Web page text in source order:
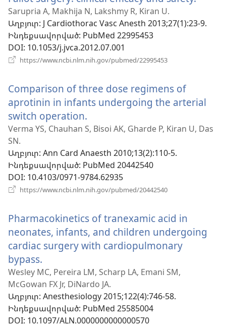
նոր
Sarupria A, Makhija N, Lakshmy R, Kiran U.
Աղբյուր‎: J Cardiothorac Vasc Anesth 2013;27(1):23-9.
Ինդեքսավորված‎: PubMed 22995453
DOI‎: 10.1053/j.jvca.2012.07.001
https://www.ncbi.nlm.nih.gov/pubmed/22995453
պատուհան)
Comparison of three dose regimens of
aprotinin in infants undergoing the arterial
switch operation.
է
պատուհան)
Verma YS, Chauhan S, Bisoi AK, Gharde P, Kiran U, Das
SN.
Աղբյուր‎: Ann Card Anaesth 2010;13(2):110-5.
Ինդեքսավորված‎: PubMed 20442540
DOI‎: 10.4103/0971-9784.62935
https://www.ncbi.nlm.nih.gov/pubmed/20442540
պատուհան)
Pharmacokinetics of tranexamic acid in
neonates, infants, and children undergoing
cardiac surgery with cardiopulmonary
bypass.
է
նոր
պատուհան)
Wesley MC, Pereira LM, Scharp LA, Emani SM,
McGowan FX Jr, DiNardo JA.
Աղբյուր‎: Anesthesiology 2015;122(4):746-58.
Ինդեքսավորված‎: PubMed 25585004
DOI‎: 10.1097/ALN.0000000000000570